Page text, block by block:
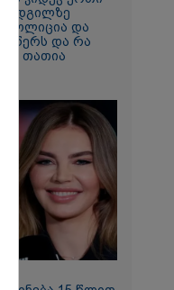
ადგილზე
პოლიცია და
წერს და რა
თათია